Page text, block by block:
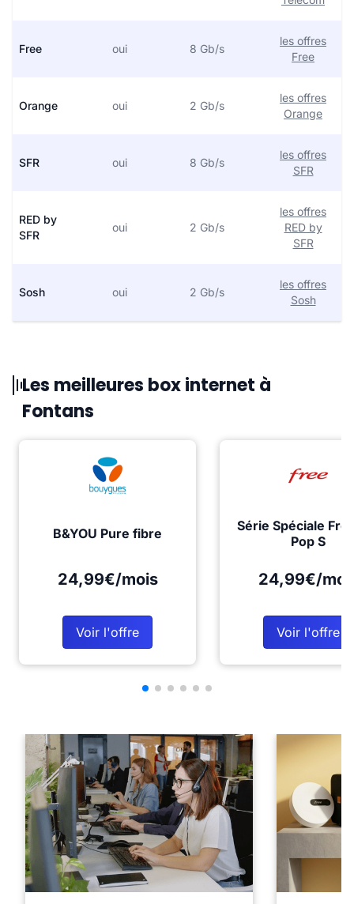
Free oui 8 Gb/s
les offres
Free
Orange oui 2 Gb/s
les offres
Orange
SFR oui 8 Gb/s
les offres
SFR
RED by
SFR
oui 2 Gb/s
les offres
RED by
SFR
Sosh oui 2 Gb/s
les offres
Sosh
Les meilleures box internet à
Fontans
B&YOU Pure fibre
24,99€/mois
Voir l'offre
Série Spéciale
Pop S
24,99€/
Voir l'offre